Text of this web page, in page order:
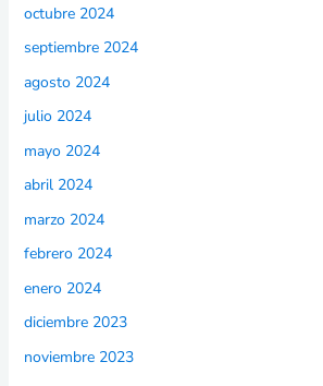
octubre 2024
septiembre 2024
agosto 2024
julio 2024
mayo 2024
abril 2024
marzo 2024
febrero 2024
enero 2024
diciembre 2023
noviembre 2023